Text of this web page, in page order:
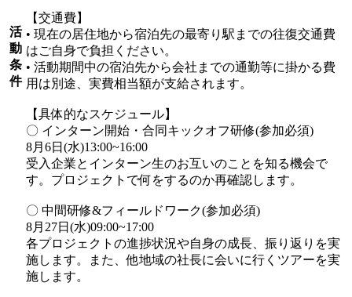
活
動
条
件
【交通費】
• 現在の居住地から宿泊先の最寄り駅までの往復交通費
はご自身で負担ください。
• 活動期間中の宿泊先から会社までの通勤等に掛かる費
用は別途、実費相当額が支給されます。
【具体的なスケジュール】
〇 インターン開始・合同キックオフ研修(参加必須)
8月6日(水)13:00~16:00
受入企業とインターン生のお互いのことを知る機会で
す。プロジェクトで何をするのか再確認します。
〇 中間研修&フィールドワーク(参加必須)
8月27日(水)09:00~17:00
各プロジェクトの進捗状況や自身の成長、振り返りを実
施します。また、他地域の社長に会いに行くツアーを実
施します。